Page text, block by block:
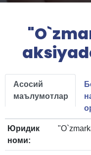
Асосий
маълумотлар
Юридик
номи: